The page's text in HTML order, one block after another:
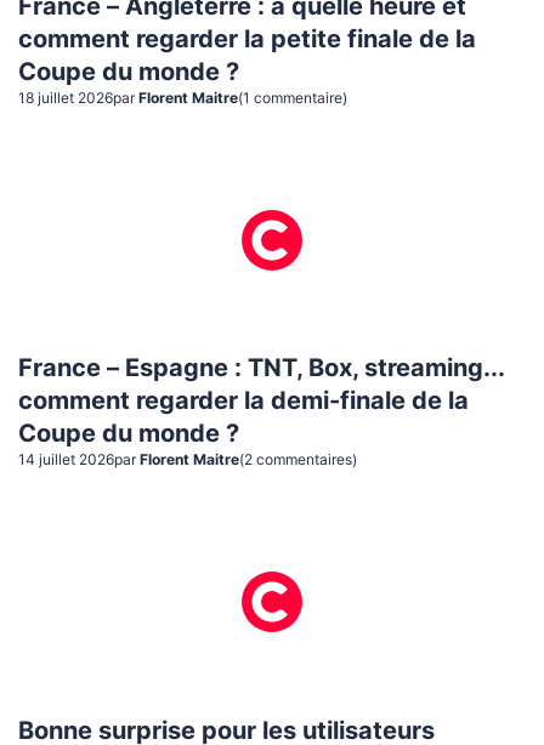
France – Angleterre : à quelle heure et
comment regarder la petite finale de la
Coupe du monde ?
18 juillet 2026par Florent Maitre(1 commentaire)
France – Espagne : TNT, Box, streaming...
comment regarder la demi-finale de la
Coupe du monde ?
14 juillet 2026par Florent Maitre(2 commentaires)
Bonne surprise pour les utilisateurs